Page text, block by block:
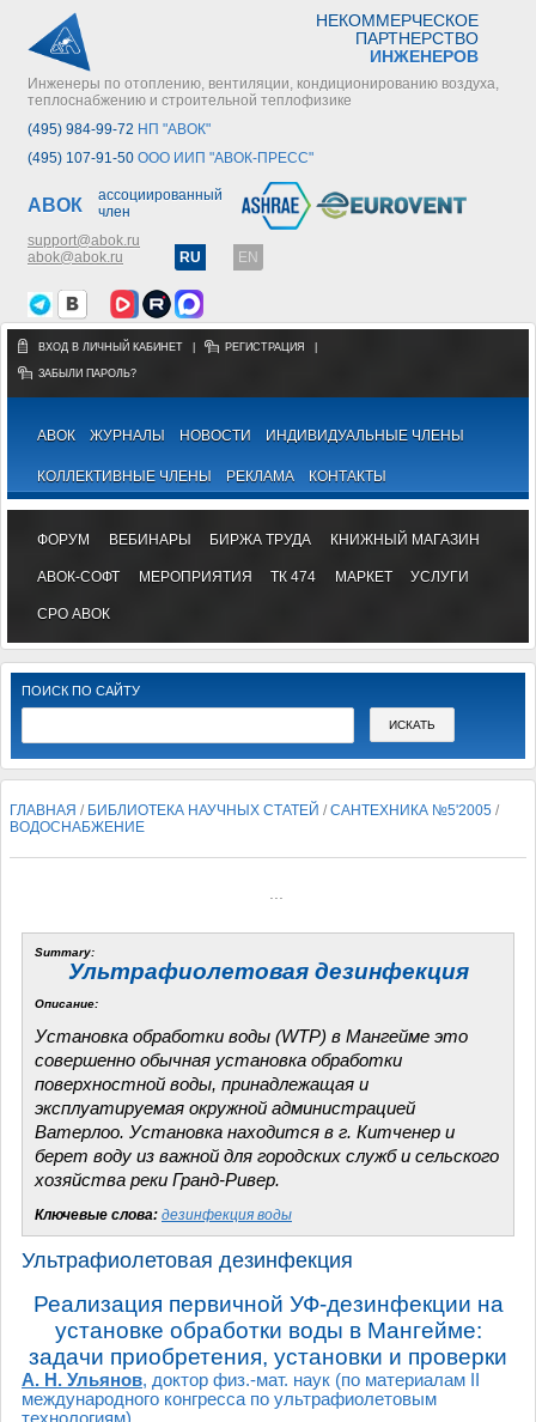
НЕКОММЕРЧЕСКОЕ
ПАРТНЕРСТВО
ИНЖЕНЕРОВ
Инженеры по отоплению, вентиляции, кондиционированию воздуха,
теплоснабжению и строительной теплофизике
(495) 984-99-72 НП "АВОК"
(495) 107-91-50 ООО ИИП "АВОК-ПРЕСС"
АВОК
ассоциированный
член
support@abok.ru
abok@abok.ru
RU EN
ВХОД В ЛИЧНЫЙ КАБИНЕТ РЕГИСТРАЦИЯ
ЗАБЫЛИ ПАРОЛЬ?
АВОК ЖУРНАЛЫ НОВОСТИ ИНДИВИДУАЛЬНЫЕ ЧЛЕНЫ
КОЛЛЕКТИВНЫЕ ЧЛЕНЫ РЕКЛАМА КОНТАКТЫ
ФОРУМ ВЕБИНАРЫ БИРЖА ТРУДА КНИЖНЫЙ МАГАЗИН
АВОК-СОФТ МЕРОПРИЯТИЯ ТК 474 МАРКЕТ УСЛУГИ
СРО АВОК
ПОИСК ПО САЙТУ
ГЛАВНАЯ / БИБЛИОТЕКА НАУЧНЫХ СТАТЕЙ /САНТЕХНИКА №5'2005 /
ВОДОСНАБЖЕНИЕ
Summary:
Ультрафиолетовая дезинфекция
Описание:
Установка обработки воды (WTP) в Мангейме это
совершенно обычная установка обработки
поверхностной воды, принадлежащая и
эксплуатируемая окружной администрацией
Ватерлоо. Установка находится в г. Китченер и
берет воду из важной для городских служб и сельского
хозяйства реки Гранд-Ривер.
Ключевые слова: дезинфекция воды
Ультрафиолетовая дезинфекция
Реализация первичной УФ-дезинфекции на
установке обработки воды в Мангейме:
задачи приобретения, установки и проверки
А. Н. Ульянов, доктор физ.-мат. наук (по материалам II
международного конгресса по ультрафиолетовым